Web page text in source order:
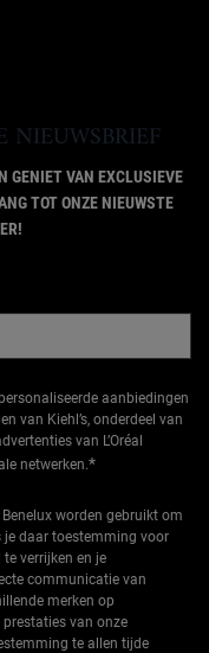
NIEUWSBRIEF
GENIET VAN EXCLUSIEVE
TOT ONZE NIEUWSTE
aanbiedingen
van Kiehl’s, onderdeel van
van L’Oréal
netwerken.*
worden gebruikt om
je daar toestemming voor
verrijken en je
communicatie van
merken op
prestaties van onze
te allen tijde